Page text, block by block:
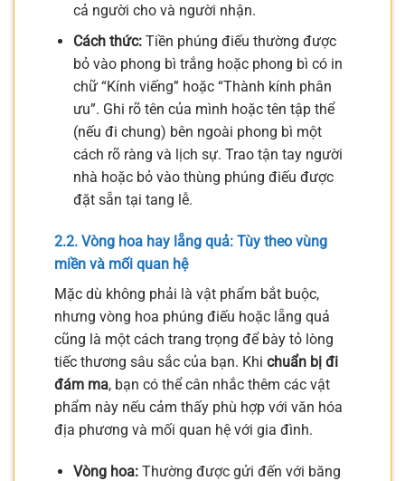
cả người cho và người nhận.
Cách thức:Tiền phúng điếu thường được
bỏ vào phong bì trắng hoặc phong bì có in
chữ “Kính viếng” hoặc “Thành kính phân
ưu”. Ghi rõ tên của mình hoặc tên tập thể
(nếu đi chung) bên ngoài phong bì một
cách rõ ràng và lịch sự. Trao tận tay người
nhà hoặc bỏ vào thùng phúng điếu được
đặt sẵn tại tang lễ.
2.2. Vòng hoa hay lẵng quả: Tùy theo vùng
miền và mối quan hệ
Mặc dù không phải là vật phẩm bắt buộc,
nhưng vòng hoa phúng điếu hoặc lẵng quả
cũng là một cách trang trọng để bày tỏ lòng
tiếc thương sâu sắc của bạn. Khi chuẩn bị đi
đám ma, bạn có thể cân nhắc thêm các vật
phẩm này nếu cảm thấy phù hợp với văn hóa
địa phương và mối quan hệ với gia đình.
Vòng hoa:Thường được gửi đến với băng